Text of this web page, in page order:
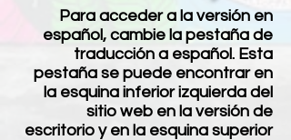
Para acceder a la versión en
español, cambie la pestaña de
traducción a español. Esta
pestaña se puede encontrar en
la esquina inferior izquierda del
sitio web en la versión de
escritorio y en la esquina superior